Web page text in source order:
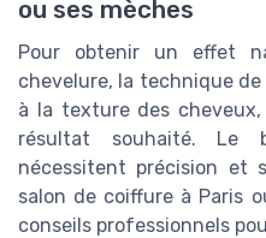
ou ses mèches
Pour obtenir un effet
chevelure, la technique
à la texture des
résultat souhaité. Le
nécessitent précision et
salon de coiffure à Paris
conseils professionnels